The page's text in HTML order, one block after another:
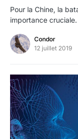
Pour la Chine, la
importance
Condor
12 juillet 2019